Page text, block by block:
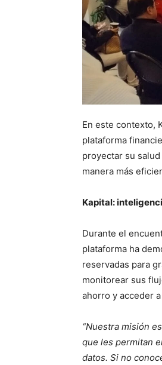
En este contexto,
plataforma
proyectar su
manera más
Kapital:
Durante el
plataforma ha
reservadas para
monitorear sus
ahorro y acceder
“Nuestra misión
que les permitan
datos. Si no